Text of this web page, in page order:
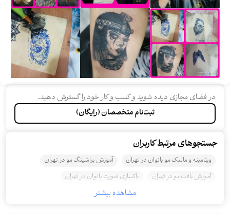
در فضای مجازی دیده شوید و کسب و کار خود را گسترش دهید.
ثبت‌نام متخصصان (رایگان)
جستجو‌های مرتبط کاربران
ویتامینه و ماسک مو بانوان در تهران
آموزش براشینگ مو در تهران
آموزش بافت مو در تهران
پاکسازی صورت بانوان در تهران
کوتاهی مو بانوان در تهران
مشاهده بیشتر